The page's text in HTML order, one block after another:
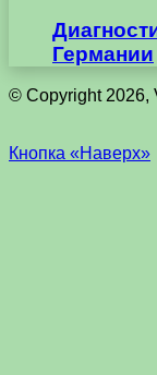
Германии
© Copyright 2026,
Кнопка «Наверх»